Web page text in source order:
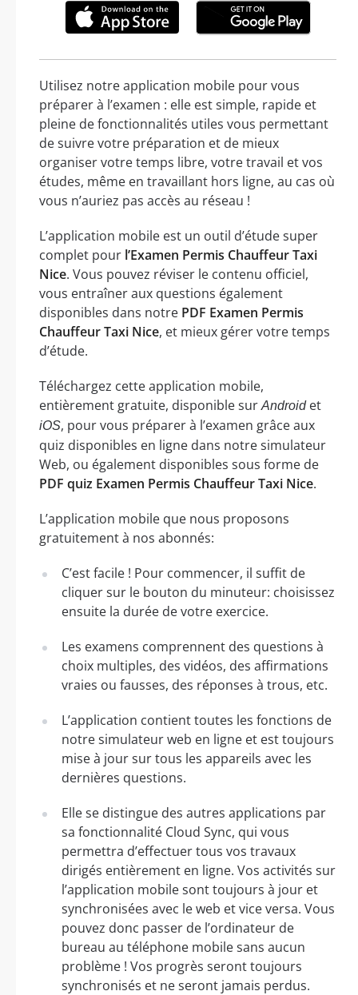
Utilisez notre application mobile pour vous
préparer à l’examen : elle est simple, rapide et
pleine de fonctionnalités utiles vous permettant
de suivre votre préparation et de mieux
organiser votre temps libre, votre travail et vos
études, même en travaillant hors ligne, au cas où
vous n’auriez pas accès au réseau !
L’application mobile est un outil d’étude super
complet pour l’Examen Permis Chauffeur Taxi
Nice. Vous pouvez réviser le contenu officiel,
vous entraîner aux questions également
disponibles dans notre PDF Examen Permis
Chauffeur Taxi Nice, et mieux gérer votre temps
d’étude.
Téléchargez cette application mobile,
entièrement gratuite, disponible surAndroidet
iOS, pour vous préparer à l’examen grâce aux
quiz disponibles en ligne dans notre simulateur
Web, ou également disponibles sous forme de
PDF quiz Examen Permis Chauffeur Taxi Nice.
L’application mobile que nous proposons
gratuitement à nos abonnés:
C’est facile ! Pour commencer, il suffit de
cliquer sur le bouton du minuteur: choisissez
ensuite la durée de votre exercice.
Les examens comprennent des questions à
choix multiples, des vidéos, des affirmations
vraies ou fausses, des réponses à trous, etc.
L’application contient toutes les fonctions de
notre simulateur web en ligne et est toujours
mise à jour sur tous les appareils avec les
dernières questions.
Elle se distingue des autres applications par
sa fonctionnalité Cloud Sync, qui vous
permettra d’effectuer tous vos travaux
dirigés entièrement en ligne. Vos activités sur
l’application mobile sont toujours à jour et
synchronisées avec le web et vice versa. Vous
pouvez donc passer de l’ordinateur de
bureau au téléphone mobile sans aucun
problème ! Vos progrès seront toujours
synchronisés et ne seront jamais perdus.